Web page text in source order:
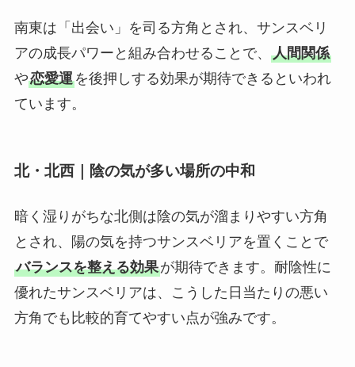
南東は「出会い」を司る方角とされ、サンスベリ
アの成長パワーと組み合わせることで、 人間関係
や恋愛運を後押しする効果が期待できるといわれ
ています。
北・北西｜陰の気が多い場所の中和
暗く湿りがちな北側は陰の気が溜まりやすい方角
とされ、陽の気を持つサンスベリアを置くことで
バランスを整える効果が期待できます。耐陰性に
優れたサンスベリアは、こうした日当たりの悪い
方角でも比較的育てやすい点が強みです。